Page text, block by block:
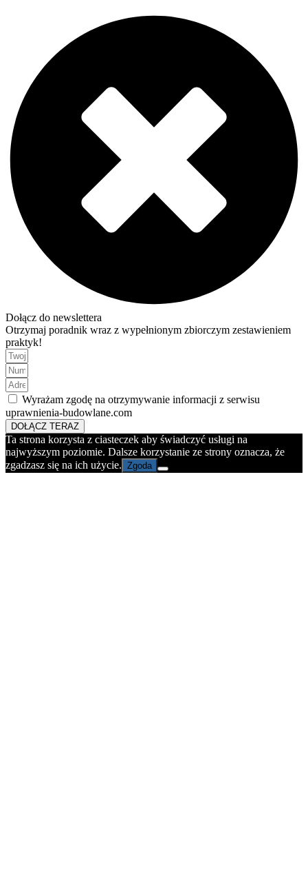
Dołącz do newslettera
Otrzymaj poradnik wraz z wypełnionym zbiorczym zestawieniem
praktyk!
Wyrażam zgodę na otrzymywanie informacji z serwisu
uprawnienia-budowlane.com
DOŁĄCZ TERAZ
Ta strona korzysta z ciasteczek aby świadczyć usługi na
najwyższym poziomie. Dalsze korzystanie ze strony oznacza, że
zgadzasz się na ich użycie. Zgoda